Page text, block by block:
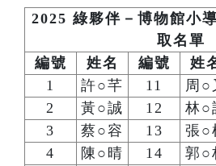
2025 綠夥伴－博物館小
取名單
編號
姓名 編號 姓
1
許○芊 11 周○
2
黃○誠 12 林○
3
蔡○容 13 張○
4
陳○晴 14
郭○